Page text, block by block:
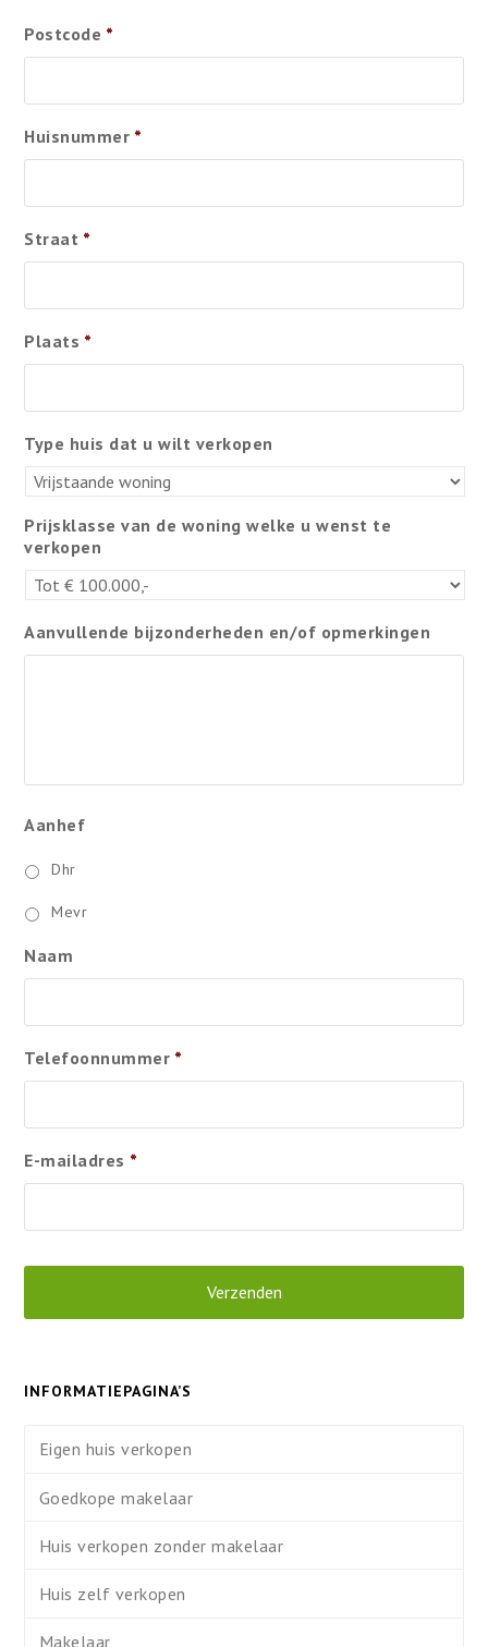
Postcode *
Huisnummer *
Straat *
Plaats *
Type huis dat u wilt verkopen
Prijsklasse van de woning welke u wenst te
verkopen
Aanvullende bijzonderheden en/of opmerkingen
Aanhef
Dhr
Mevr
Naam
Telefoonnummer *
E-mailadres *
INFORMATIEPAGINA’S
Eigen huis verkopen
Goedkope makelaar
Huis verkopen zonder makelaar
Huis zelf verkopen
Makelaar